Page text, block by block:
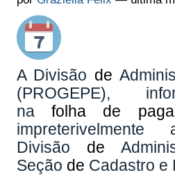
A Divisão de
(PROGEPE),
nafolha de
Divisão de
Seção de Cadastro e